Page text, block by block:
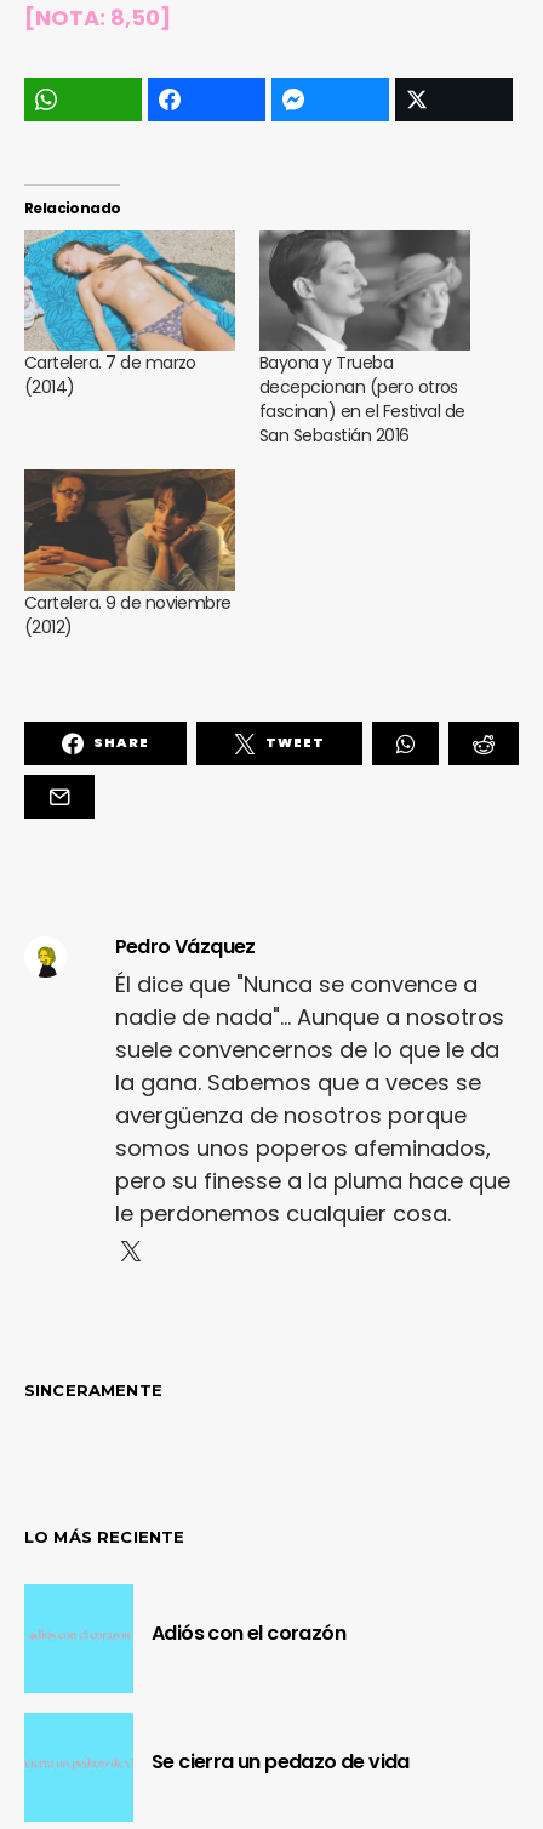
[NOTA: 8,50]
Relacionado
Cartelera. 7 de marzo
(2014)
Bayona y Trueba
decepcionan (pero otros
fascinan) en el Festival de
San Sebastián 2016
Cartelera. 9 de noviembre
(2012)
SHARE TWEET
Pedro Vázquez
Él dice que "Nunca se convence a
nadie de nada"... Aunque a nosotros
suele convencernos de lo que le da
la gana. Sabemos que a veces se
avergüenza de nosotros porque
somos unos poperos afeminados,
pero su finesse a la pluma hace que
le perdonemos cualquier cosa.
SINCERAMENTE
LO MÁS RECIENTE
Adiós con el corazón
Se cierra un pedazo de vida